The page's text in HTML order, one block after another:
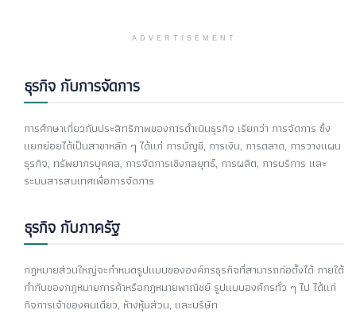
ADVERTISEMENT
ธุรกิจ กับการจัดการ
การศึกษาเกี่ยวกับประสิทธิภาพของการดำเนินธุรกิจ เรียกว่า การจัดการ ซึ่ง
แยกย่อยได้เป็นสาขาหลัก ๆ ได้แก่ การบัญชี, การเงิน, การตลาด, การวางแผน
ธุรกิจ, ทรัพยากรบุคคล, การจัดการเชิงกลยุทธ์, การผลิต, การบริการ และ
ระบบสารสนเทศเพื่อการจัดการ
ธุรกิจ กับภาครัฐ
กฎหมายส่วนใหญ่จะกำหนดรูปแบบขององค์กรธุรกิจที่สามารถก่อตั้งได้ ภายใต้
กำกับของกฎหมายการค้าหรือกฎหมายพาณิชย์ รูปแบบองค์กรทั่ว ๆ ไป ได้แก่
กิจการเจ้าของคนเดียว, ห้างหุ้นส่วน, และบริษัท